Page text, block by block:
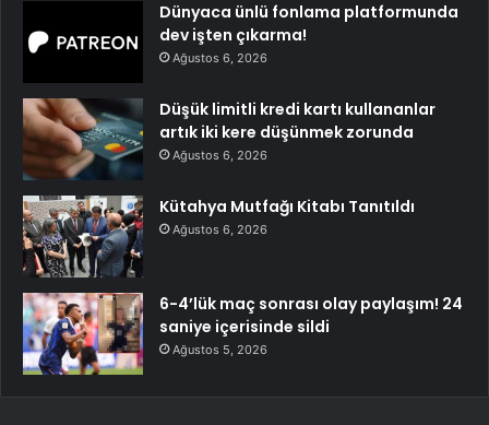
Dünyaca ünlü fonlama platformunda
dev işten çıkarma!
Ağustos 6, 2026
Düşük limitli kredi kartı kullananlar
artık iki kere düşünmek zorunda
Ağustos 6, 2026
Kütahya Mutfağı Kitabı Tanıtıldı
Ağustos 6, 2026
6-4’lük maç sonrası olay paylaşım! 24
saniye içerisinde sildi
Ağustos 5, 2026